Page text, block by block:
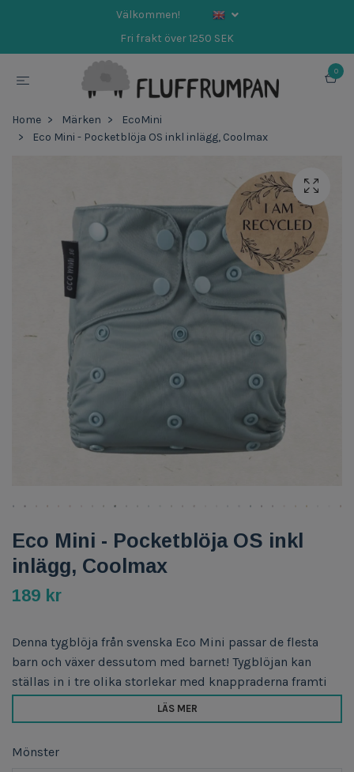
Välkommen!
Fri frakt över 1250 SEK
0
Home Märken
EcoMini
Eco Mini - Pocketblöja OS inkl inlägg, Coolmax
Eco Mini - Pocketblöja OS inkl
inlägg, Coolmax
189 kr
Denna tygblöja från svenska Eco Mini passar de flesta
barn och växer dessutom med barnet! Tygblöjan kan
ställas in i tre olika storlekar med knappraderna framti
LÄS MER
Mönster